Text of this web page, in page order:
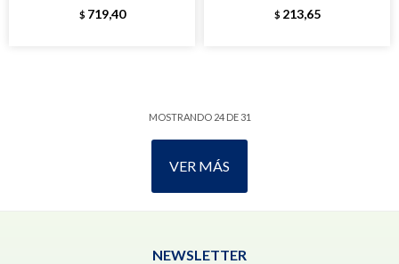
$ 719,40 $ 213,65
MOSTRANDO 24DE31
VER MÁS
NEWSLETTER